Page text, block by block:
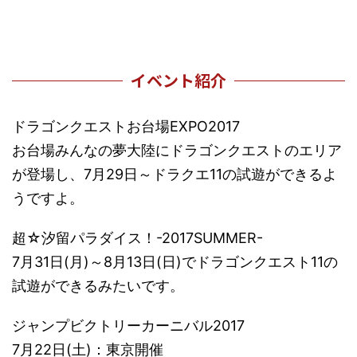
イベント紹介
ドラゴンクエストお台場EXPO2017
お台場みんなの夢大陸にドラゴンクエストのエリア
が登場し、7月29日～ドラクエ11の試遊ができるよ
うですよ。
超☆汐留パラダイス！-2017SUMMER-
7月31日(月)～8月13日(日)でドラゴンクエスト11の
試遊ができるみたいです。
ジャンプビクトリーカーニバル2017
7月22日(土)：東京開催